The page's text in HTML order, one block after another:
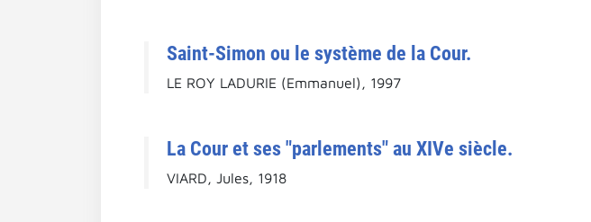
Saint-Simon ou le système de la Cour.
LE ROY LADURIE (Emmanuel), 1997
La Cour et ses "parlements" au XIVe siècle.
VIARD, Jules, 1918